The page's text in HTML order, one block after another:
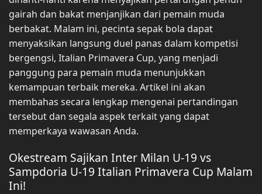
gairah dan bakat menjanjikan dari pemain muda
berbakat. Malam ini, pecinta sepak bola dapat
menyaksikan langsung duel panas dalam kompetisi
bergengsi, Italian Primavera Cup, yang menjadi
panggung para pemain muda menunjukkan
kemampuan terbaik mereka. Artikel ini akan
membahas secara lengkap mengenai pertandingan
tersebut dan segala aspek terkait yang dapat
memperkaya wawasan Anda.
Okestream Sajikan Inter Milan U-19 vs
Sampdoria U-19 Italian Primavera Cup Malam
Ini!